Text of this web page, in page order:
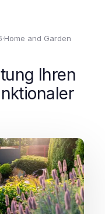
·Home and Garden
Ihren